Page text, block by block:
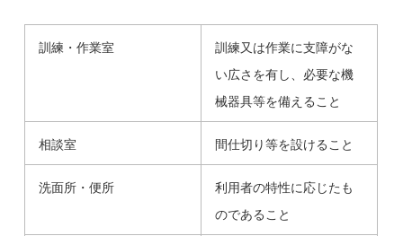
訓練・作業室
訓練又は作業に支障がな
い広さを有し、必要な機
械器具等を備えること
相談室 間仕切り等を設けること
洗面所・便所
利用者の特性に応じたも
のであること